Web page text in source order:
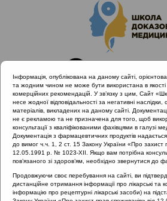
Головна
Проведені заходи
Раціональне лікування vs.
20.04.2019)
Клінічні критерії постановки
Інформація, опублікована на даному сайті,
та жодним чином не може бути використана в
комерційних рекомендацій. У зв’язку з цим, Сайт
несе жодної відповідальності за негативні
матеріалів, викладених на даному сайті.
не є рекламою та не призначена для того, щоб
консультації з кваліфікованими фахівцями в галузі
Документація з фармацевтичних продуктів
до вимог ч.ч. 1, 2 ст. 15 Закону України «Про захист
12.05.1991 р. № 1023-XII. Якщо вам потрібна
пов’язаного зі здоров’ям, необхідно звернутися до
Продовжуючи своє перебування на сайті, ви
дистанційне отримання інформації про лікарські та
інформацію про рецептурні лікарські засоби) на